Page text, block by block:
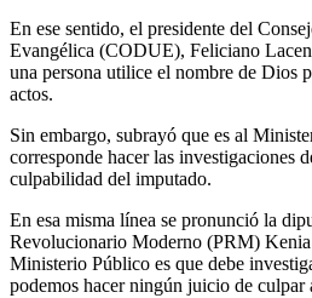
En ese sentido, el presidente del
Evangélica (CODUE), Feliciano
una persona utilice el nombre de Dios
actos.
Sin embargo, subrayó que es al
corresponde hacer las investigaciones
culpabilidad del imputado.
En esa misma línea se pronunció la
Revolucionario Moderno (PRM)
Ministerio Público es que debe
podemos hacer ningún juicio de culpar